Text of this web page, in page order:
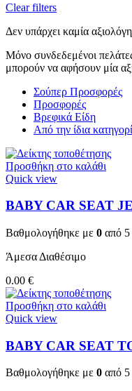
Clear filters
Δεν υπάρχει καμία
Μόνο συνδεδεμένοι
μπορούν να αφήσουν μία
Σούπερ Προσφορές
Προσφορές
Βρεφικά Είδη
Από την ίδια
Προσθήκη στο καλάθι
Quick view
BABY CAR SEAT
Βαθμολογήθηκε με 0 από 5
Άμεσα Διαθέσιμο
0.00 €
Προσθήκη στο καλάθι
Quick view
BABY CAR SEAT
Βαθμολογήθηκε με 0 από 5